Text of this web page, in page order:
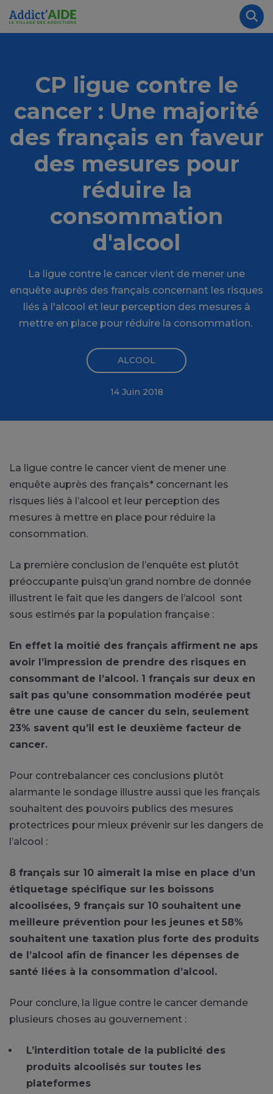
Aller au contenu principal
CP ligue contre le
cancer : Une majorité
des français en faveur
des mesures pour
réduire la
consommation
d'alcool
La ligue contre le cancer vient de mener une
enquête auprès des français concernant les risques
liés à l'alcool et leur perception des mesures à
mettre en place pour réduire la consommation.
ALCOOL
14 Juin 2018
La ligue contre le cancer vient de mener une
enquête auprès des français* concernant les
risques liés à l’alcool et leur perception des
mesures à mettre en place pour réduire la
consommation.
La première conclusion de l’enquête est plutôt
préoccupante puisq’un grand nombre de donnée
illustrent le fait que les dangers de l’alcool sont
sous estimés par la population française :
En effet la moitié des français affirment ne aps
avoir l’impression de prendre des risques en
consommant de l’alcool. 1 français sur deux en
sait pas qu’une consommation modérée peut
être une cause de cancer du sein, seulement
23% savent qu’il est le deuxième facteur de
cancer.
Pour contrebalancer ces conclusions plutôt
alarmante le sondage illustre aussi que les français
souhaitent des pouvoirs publics des mesures
protectrices pour mieux prévenir sur les dangers de
l’alcool :
8 français sur 10 aimerait la mise en place d’un
étiquetage spécifique sur les boissons
alcoolisées, 9 français sur 10 souhaitent une
meilleure prévention pour les jeunes et 58%
souhaitent une taxation plus forte des produits
de l’alcool afin de financer les dépenses de
santé liées à la consommation d’alcool.
Pour conclure, la ligue contre le cancer demande
plusieurs choses au gouvernement :
L’interdition totale de la publicité des
produits alcoolisés sur toutes les
plateformes
Panneau de gestion des cookies